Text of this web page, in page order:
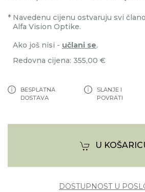
* Navedenu cijenu ostvaruju svi
Alfa Vision Optike.
Ako još nisi - učlani se.
Redovna cijena: 355,00 €
BESPLATNA
DOSTAVA
SLANJE I
POVRATI
U
DOSTUPNOST U